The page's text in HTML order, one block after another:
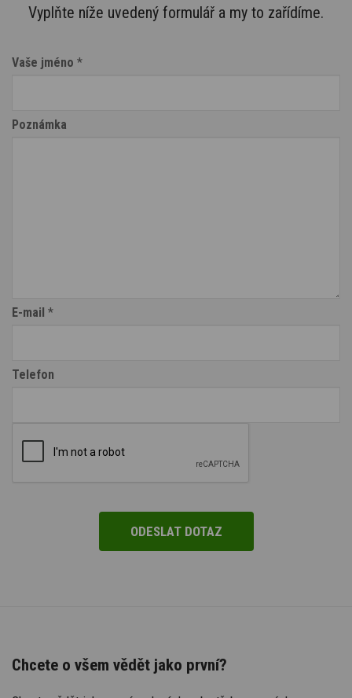
Vyplňte níže uvedený formulář a my to zařídíme.
Vaše jméno *
Poznámka
E-mail *
Telefon
Chcete o všem vědět jako první?